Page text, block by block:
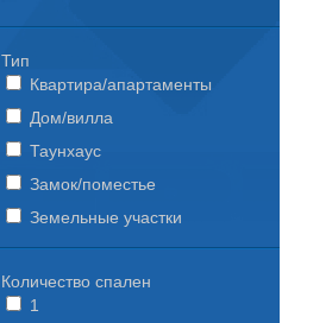
Тип
Квартира/апартаменты
Дом/вилла
Таунхаус
Замок/поместье
Земельные участки
Количество спален
1